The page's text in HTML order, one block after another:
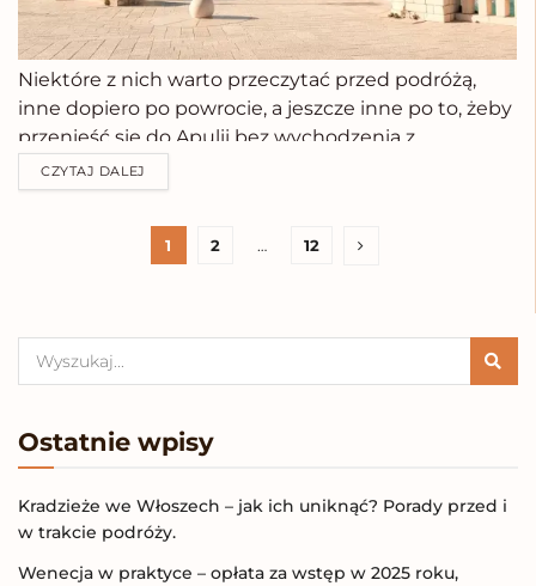
Niektóre z nich warto przeczytać przed podróżą,
inne dopiero po powrocie, a jeszcze inne po to, żeby
przenieść się do Apulii bez wychodzenia z
domu.Wszystkie książki, które polecam poniżej,
najpierw przeczytałam i niektóre wywarły na mnie
większe wrażenie dopiero wtedy, gdy już poznałam
region. Gdybym...
CZYTAJ DALEJ
1 2 … 12
Ostatnie wpisy
Kradzieże we Włoszech – jak ich uniknąć? Porady przed i
w trakcie podróży.
Wenecja w praktyce – opłata za wstęp w 2025 roku,